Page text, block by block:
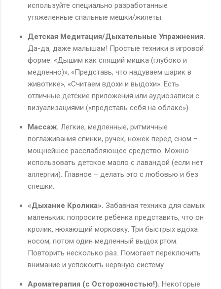
используйте специально разработанные
утяжеленные спальные мешки/жилеты.
Детская Медитация/Дыхательные Упражнения.
Да-да, даже малышам! Простые техники в игровой
форме: «Дышим как спящий мишка (глубоко и
медленно)», «Представь, что надуваем шарик в
животике», «Считаем вдохи и выдохи». Есть
отличные детские приложения или аудиозаписи с
визуализациями («представь себя на облаке»).
Массаж. Легкие, медленные, ритмичные
поглаживания спинки, ручек, ножек перед сном –
мощнейшее расслабляющее средство. Можно
использовать детское масло с лавандой (если нет
аллергии). Главное – делать это с любовью и без
спешки.
«Дыхание Кролика». Забавная техника для самых
маленьких: попросите ребенка представить, что он
кролик, нюхающий морковку. Три быстрых вдоха
носом, потом один медленный выдох ртом.
Повторить несколько раз. Помогает переключить
внимание и успокоить нервную систему.
Ароматерапия (с Осторожностью!). Некоторые